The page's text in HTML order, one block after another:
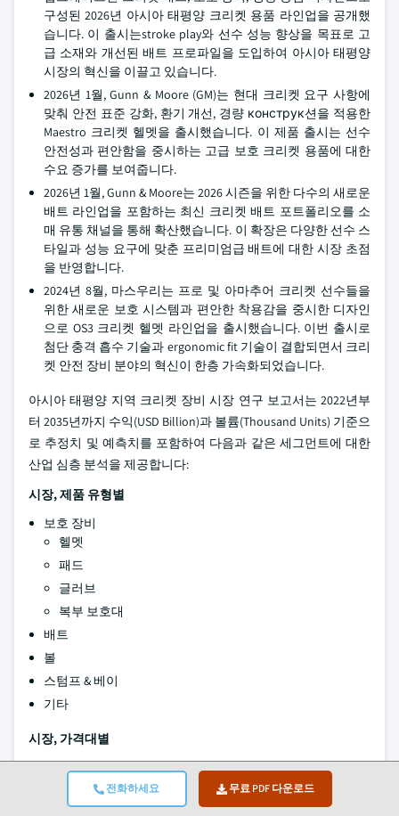
전화하세요 무료 PDF 다운로드
구성된 2026년 아시아 태평양 크리켓 용품 라인업을 공개했
습니다. 이 출시는stroke play와 선수 성능 향상을 목표로 고
급 소재와 개선된 배트 프로파일을 도입하여 아시아 태평양
시장의 혁신을 이끌고 있습니다.
2026년 1월, Gunn & Moore (GM)는 현대 크리켓 요구 사항에
맞춰 안전 표준 강화, 환기 개선, 경량 конструк션을 적용한
Maestro 크리켓 헬멧을 출시했습니다. 이 제품 출시는 선수
안전성과 편안함을 중시하는 고급 보호 크리켓 용품에 대한
수요 증가를 보여줍니다.
2026년 1월, Gunn & Moore는 2026 시즌을 위한 다수의 새로운
배트 라인업을 포함하는 최신 크리켓 배트 포트폴리오를 소
매 유통 채널을 통해 확산했습니다. 이 확장은 다양한 선수 스
타일과 성능 요구에 맞춘 프리미엄급 배트에 대한 시장 초점
을 반영합니다.
2024년 8월, 마스우리는 프로 및 아마추어 크리켓 선수들을
위한 새로운 보호 시스템과 편안한 착용감을 중시한 디자인
으로 OS3 크리켓 헬멧 라인업을 출시했습니다. 이번 출시로
첨단 충격 흡수 기술과 ergonomic fit 기술이 결합되면서 크리
켓 안전 장비 분야의 혁신이 한층 가속화되었습니다.
아시아 태평양 지역 크리켓 장비 시장 연구 보고서는 2022년부
터 2035년까지 수익(USD Billion)과 볼륨(Thousand Units) 기준으
로 추정치 및 예측치를 포함하여 다음과 같은 세그먼트에 대한
산업 심층 분석을 제공합니다:
시장, 제품 유형별
보호 장비
헬멧
패드
글러브
복부 보호대
배트
볼
스텀프 & 베이
기타
시장, 가격대별
USD 100 미만
USD 100 - USD 200